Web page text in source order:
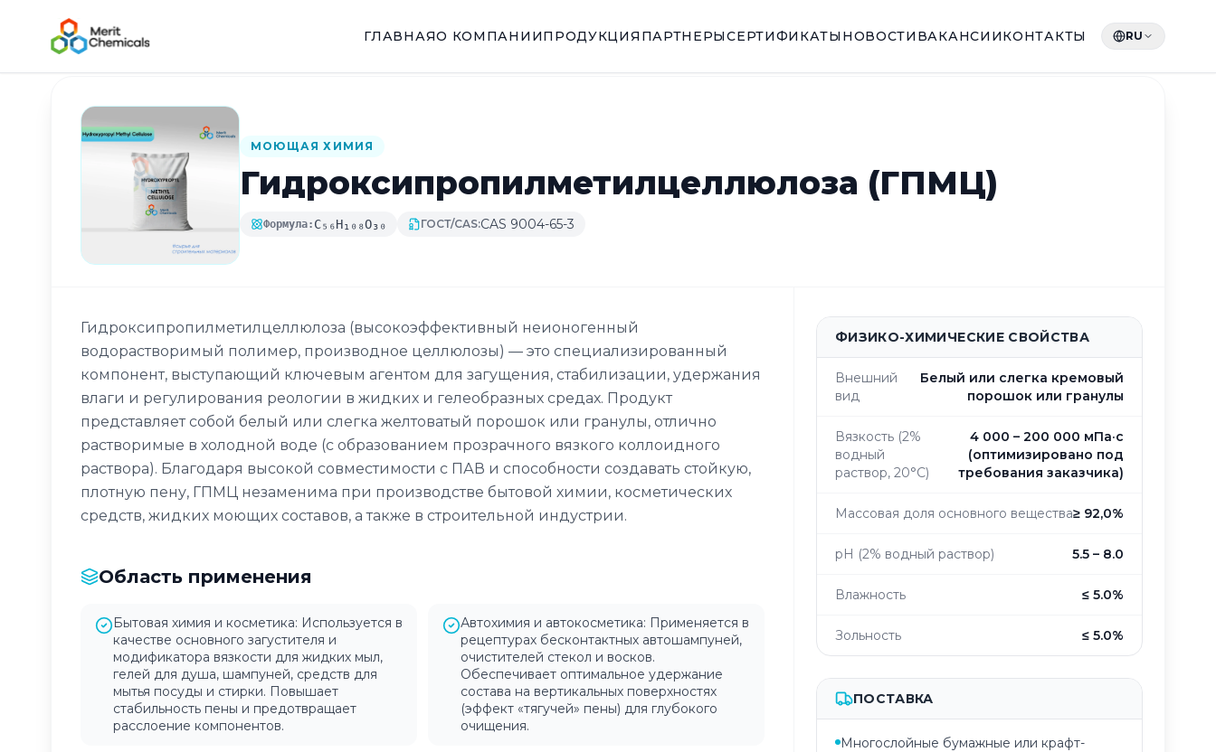
ГЛАВНАЯО КОМПАНИИПРОДУКЦИЯ ПАРТНЕРЫСЕРТИФИКАТЫ НОВОСТИ ВАКАНСИИКОНТАКТЫ RU
Назад в каталог
МОЮЩАЯ ХИМИЯ
Гидроксипропилметилцеллюлоза (ГПМЦ)
Формула: C₅₆H₁₀₈O₃₀ ГОСТ/CAS:CAS 9004-65-3
Гидроксипропилметилцеллюлоза (высокоэффективный неионогенный
водорастворимый полимер, производное целлюлозы) — это специализированный
компонент, выступающий ключевым агентом для загущения, стабилизации, удержания
влаги и регулирования реологии в жидких и гелеобразных средах. Продукт
представляет собой белый или слегка желтоватый порошок или гранулы, отлично
растворимые в холодной воде (с образованием прозрачного вязкого коллоидного
раствора). Благодаря высокой совместимости с ПАВ и способности создавать стойкую,
плотную пену, ГПМЦ незаменима при производстве бытовой химии, косметических
средств, жидких моющих составов, а также в строительной индустрии.
Область применения
Бытовая химия и косметика: Используется в
качестве основного загустителя и
модификатора вязкости для жидких мыл,
гелей для душа, шампуней, средств для
мытья посуды и стирки. Повышает
стабильность пены и предотвращает
расслоение компонентов.
Автохимия и автокосметика: Применяется в
рецептурах бесконтактных автошампуней,
очистителей стекол и восков.
Обеспечивает оптимальное удержание
состава на вертикальных поверхностях
(эффект «тягучей» пены) для глубокого
очищения.
ФИЗИКО-ХИМИЧЕСКИЕ СВОЙСТВА
Внешний
вид
Белый или слегка кремовый
порошок или гранулы
Вязкость (2%
водный
раствор, 20°C)
4 000 – 200 000 мПа·с
(оптимизировано под
требования заказчика)
Массовая доля основного вещества≥ 92,0%
pH (2% водный раствор) 5.5 – 8.0
Влажность ≤ 5.0%
Зольность ≤ 5.0%
ПОСТАВКА
Многослойные бумажные или крафт-